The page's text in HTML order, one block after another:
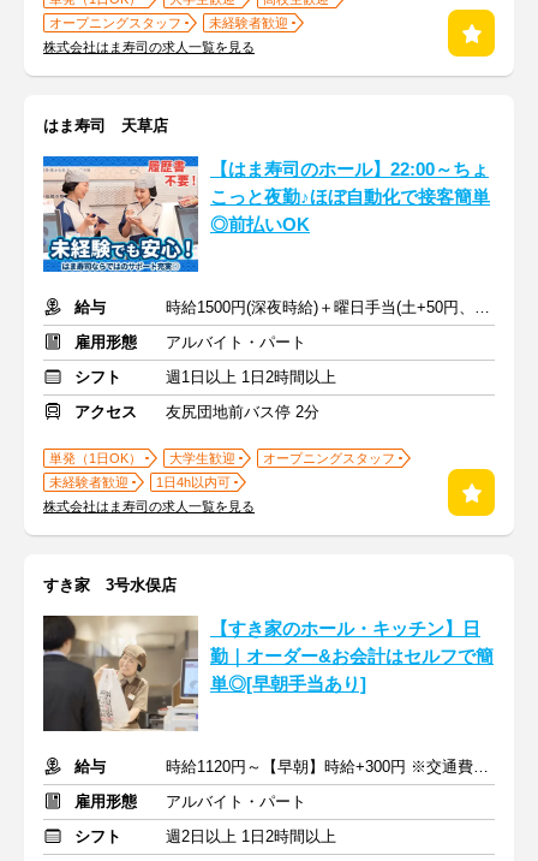
オープニングスタッフ
未経験者歓迎
株式会社はま寿司の求人一覧を見る
はま寿司 天草店
【はま寿司のホール】22:00～ちょ
こっと夜勤♪ほぼ自動化で接客簡単
◎前払いOK
給与
時給1500円(深夜時給)＋曜日手当(土+50円、日祝+70円)
雇用形態
アルバイト・パート
シフト
週1日以上 1日2時間以上
アクセス
友尻団地前バス停 2分
単発（1日OK） 大学生歓迎
オープニングスタッフ
未経験者歓迎
1日4h以内可
株式会社はま寿司の求人一覧を見る
すき家 3号水俣店
【すき家のホール・キッチン】日
勤｜オーダー&お会計はセルフで簡
単◎[早朝手当あり]
給与
時給1120円～【早朝】時給+300円 ※交通費支給
雇用形態
アルバイト・パート
シフト
週2日以上 1日2時間以上